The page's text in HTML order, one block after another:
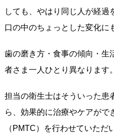
しても、やはり同じ人が経過
口の中のちょっとした変化に
歯の磨き方・食事の傾向・生
者さま一人ひとり異なります。
担当の衛生士はそういった患
ら、効果的に治療やケアがで
（PMTC）を行わせていただ